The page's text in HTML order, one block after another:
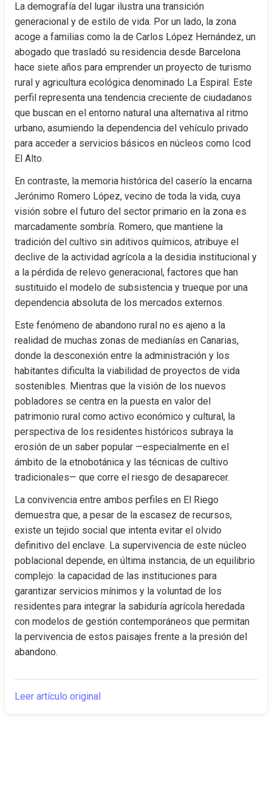
La demografía del lugar ilustra una transición
generacional y de estilo de vida. Por un lado, la zona
acoge a familias como la de Carlos López Hernández, un
abogado que trasladó su residencia desde Barcelona
hace siete años para emprender un proyecto de turismo
rural y agricultura ecológica denominado La Espiral. Este
perfil representa una tendencia creciente de ciudadanos
que buscan en el entorno natural una alternativa al ritmo
urbano, asumiendo la dependencia del vehículo privado
para acceder a servicios básicos en núcleos como Icod
El Alto.
En contraste, la memoria histórica del caserío la encarna
Jerónimo Romero López, vecino de toda la vida, cuya
visión sobre el futuro del sector primario en la zona es
marcadamente sombría. Romero, que mantiene la
tradición del cultivo sin aditivos químicos, atribuye el
declive de la actividad agrícola a la desidia institucional y
a la pérdida de relevo generacional, factores que han
sustituido el modelo de subsistencia y trueque por una
dependencia absoluta de los mercados externos.
Este fenómeno de abandono rural no es ajeno a la
realidad de muchas zonas de medianías en Canarias,
donde la desconexión entre la administración y los
habitantes dificulta la viabilidad de proyectos de vida
sostenibles. Mientras que la visión de los nuevos
pobladores se centra en la puesta en valor del
patrimonio rural como activo económico y cultural, la
perspectiva de los residentes históricos subraya la
erosión de un saber popular —especialmente en el
ámbito de la etnobotánica y las técnicas de cultivo
tradicionales— que corre el riesgo de desaparecer.
La convivencia entre ambos perfiles en El Riego
demuestra que, a pesar de la escasez de recursos,
existe un tejido social que intenta evitar el olvido
definitivo del enclave. La supervivencia de este núcleo
poblacional depende, en última instancia, de un equilibrio
complejo: la capacidad de las instituciones para
garantizar servicios mínimos y la voluntad de los
residentes para integrar la sabiduría agrícola heredada
con modelos de gestión contemporáneos que permitan
la pervivencia de estos paisajes frente a la presión del
abandono.
Leer artículo original